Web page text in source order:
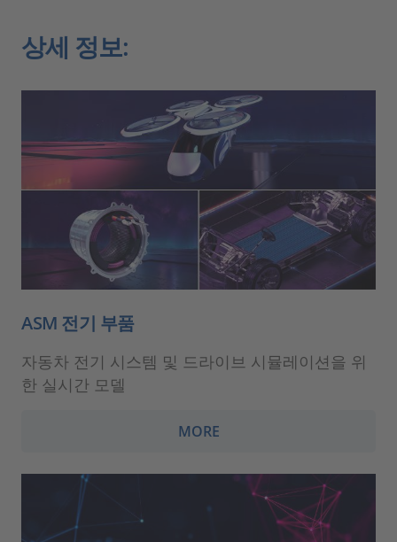
상세 정보:
ASM 전기 부품
자동차 전기 시스템 및 드라이브 시뮬레이션을 위
한 실시간 모델
MORE